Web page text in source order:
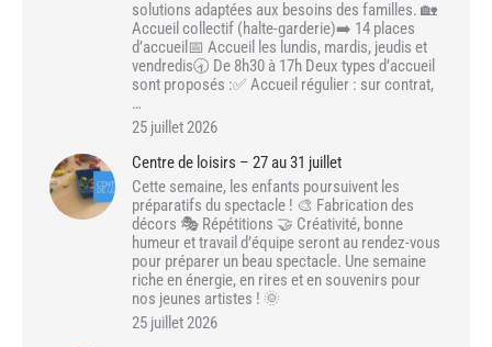
solutions adaptées aux besoins des familles. 🏡
Accueil collectif (halte-garderie)➡️ 14 places
d’accueil📅 Accueil les lundis, mardis, jeudis et
vendredis🕣 De 8h30 à 17h Deux types d’accueil
sont proposés :✅ Accueil régulier : sur contrat,
…
25 juillet 2026
Centre de loisirs – 27 au 31 juillet
Cette semaine, les enfants poursuivent les
préparatifs du spectacle ! 🎨 Fabrication des
décors 🎭 Répétitions 🤝 Créativité, bonne
humeur et travail d’équipe seront au rendez-vous
pour préparer un beau spectacle. Une semaine
riche en énergie, en rires et en souvenirs pour
nos jeunes artistes ! 🌞
25 juillet 2026